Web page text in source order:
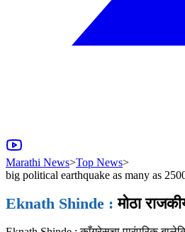
Marathi News>Top News>
big political earthquake as many as
Eknath Shinde : मोठा